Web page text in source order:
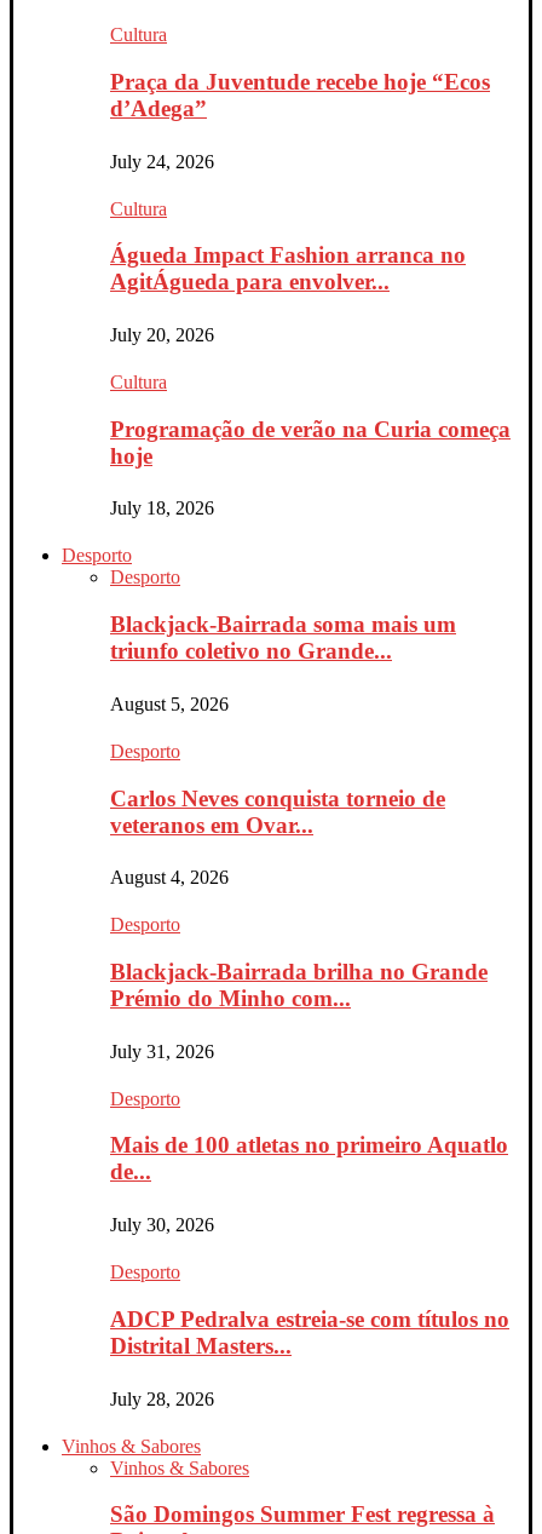
Cultura
Praça da Juventude recebe hoje “Ecos
d’Adega”
July 24, 2026
Cultura
Águeda Impact Fashion arranca no
AgitÁgueda para envolver...
July 20, 2026
Cultura
Programação de verão na Curia começa
hoje
July 18, 2026
Desporto
Desporto
Blackjack-Bairrada soma mais um
triunfo coletivo no Grande...
August 5, 2026
Desporto
Carlos Neves conquista torneio de
veteranos em Ovar...
August 4, 2026
Desporto
Blackjack-Bairrada brilha no Grande
Prémio do Minho com...
July 31, 2026
Desporto
Mais de 100 atletas no primeiro Aquatlo
de...
July 30, 2026
Desporto
ADCP Pedralva estreia-se com títulos no
Distrital Masters...
July 28, 2026
Vinhos & Sabores
Vinhos & Sabores
São Domingos Summer Fest regressa à